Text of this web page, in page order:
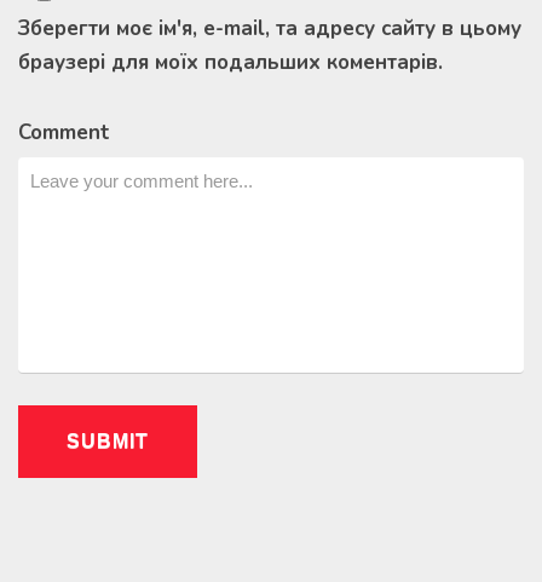
Зберегти моє ім'я, e-mail, та адресу сайту в цьому
браузері для моїх подальших коментарів.
Comment